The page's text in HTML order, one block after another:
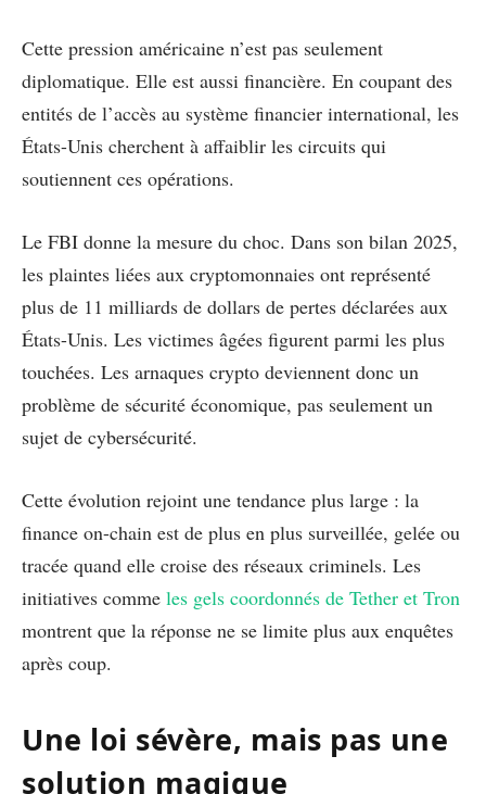
Cette pression américaine n’est pas seulement
diplomatique. Elle est aussi financière. En coupant des
entités de l’accès au système financier international, les
États-Unis cherchent à affaiblir les circuits qui
soutiennent ces opérations.
Le FBI donne la mesure du choc. Dans son bilan 2025,
les plaintes liées aux cryptomonnaies ont représenté
plus de 11 milliards de dollars de pertes déclarées aux
États-Unis. Les victimes âgées figurent parmi les plus
touchées. Les arnaques crypto deviennent donc un
problème de sécurité économique, pas seulement un
sujet de cybersécurité.
Cette évolution rejoint une tendance plus large : la
finance on-chain est de plus en plus surveillée, gelée ou
tracée quand elle croise des réseaux criminels. Les
initiatives comme les gels coordonnés de Tether et Tron
montrent que la réponse ne se limite plus aux enquêtes
après coup.
Une loi sévère, mais pas une
solution magique